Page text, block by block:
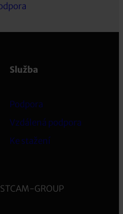
Služba
Podpora
Vzdálená podpora
Ke stažení
GROUP